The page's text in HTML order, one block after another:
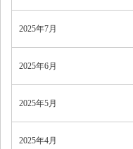
2025年7月
2025年6月
2025年5月
2025年4月